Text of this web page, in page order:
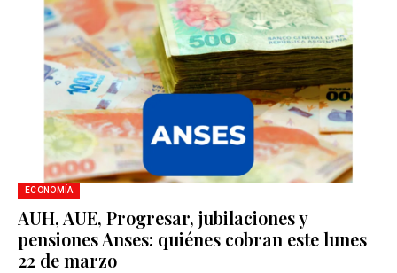
ECONOMÍA
AUH, AUE, Progresar, jubilaciones y
pensiones Anses: quiénes cobran este lunes
22 de marzo